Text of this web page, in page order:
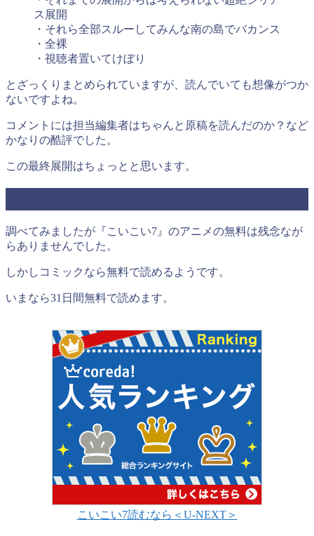
ス展開
・それら全部スルーしてみんな南の島でバカンス
・全裸
・視聴者置いてけぼり
とざっくりまとめられていますが、読んでいても想像がつか
ないですよね。
コメントには担当編集者はちゃんと原稿を読んだのか？など
かなりの酷評でした。
この最終展開はちょっとと思います。
調べてみましたが『こいこい7』のアニメの無料は残念なが
らありませんでした。
しかしコミックなら無料で読めるようです。
いまなら31日間無料で読めます。
こいこい7読むなら＜U-NEXT＞